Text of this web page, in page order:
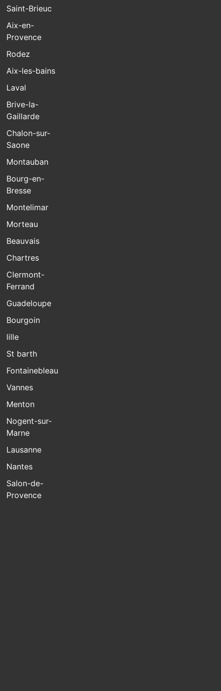
Saint-Brieuc
Aix-en-
Provence
Rodez
Aix-les-bains
Laval
Brive-la-
Gaillarde
Chalon-sur-
Saone
Montauban
Bourg-en-
Bresse
Montelimar
Morteau
Beauvais
Chartres
Clermont-
Ferrand
Guadeloupe
Bourgoin
lille
St barth
Fontainebleau
Vannes
Menton
Nogent-sur-
Marne
Lausanne
Nantes
Salon-de-
Provence